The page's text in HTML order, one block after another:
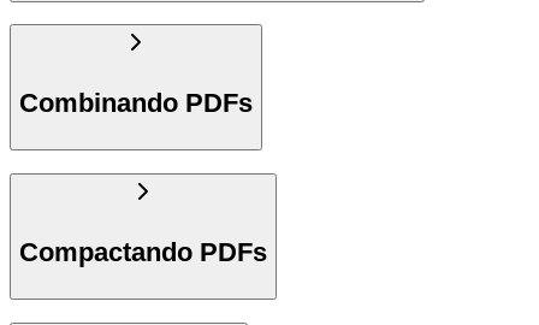
Combinando PDFs
Compactando PDFs